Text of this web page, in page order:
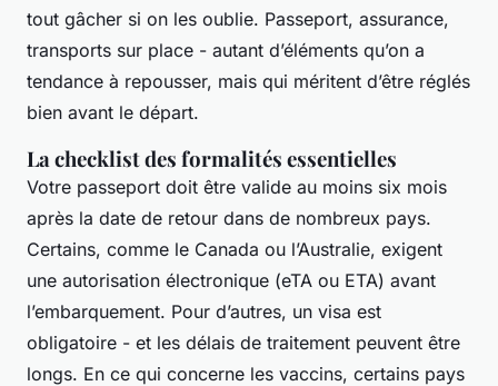
tout gâcher si on les oublie. Passeport, assurance,
transports sur place - autant d’éléments qu’on a
tendance à repousser, mais qui méritent d’être réglés
bien avant le départ.
La checklist des formalités essentielles
Votre passeport doit être valide au moins six mois
après la date de retour dans de nombreux pays.
Certains, comme le Canada ou l’Australie, exigent
une autorisation électronique (eTA ou ETA) avant
l’embarquement. Pour d’autres, un visa est
obligatoire - et les délais de traitement peuvent être
longs. En ce qui concerne les vaccins, certains pays